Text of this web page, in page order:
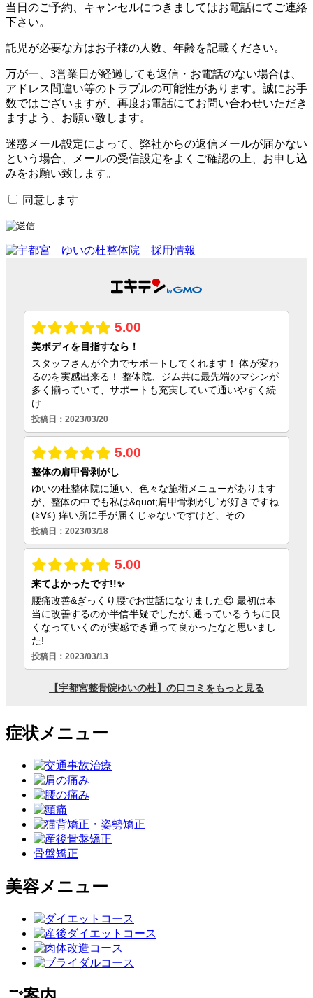
当日のご予約、キャンセルにつきましてはお電話にてご連絡
下さい。
託児が必要な方はお子様の人数、年齢を記載ください。
万が一、3営業日が経過しても返信・お電話のない場合は、
アドレス間違い等のトラブルの可能性があります。誠にお手
数ではございますが、再度お電話にてお問い合わせいただき
ますよう、お願い致します。
迷惑メール設定によって、弊社からの返信メールが届かない
という場合、メールの受信設定をよくご確認の上、お申し込
みをお願い致します。
同意します
症状メニュー
骨盤矯正
美容メニュー